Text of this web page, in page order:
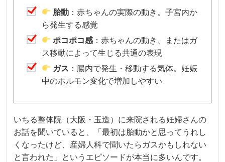
胎動 ：赤ちゃんの実際の動き。子宮内か
ら発生する感覚
ポコポコ感 ：赤ちゃんの動き、またはガ
ス移動によって生じる共通の表現
ガス ：腸内で発生・移動する気体。妊娠
中のホルモン変化で増加しやすい
いちる整体院（大阪・玉造）に来院される妊婦さんの
お話を聞いていると、「最初は胎動かと思ってうれし
くなったけど、産婦人科で聞いたらガスかもしれない
と言われた」というエピソードが本当に多いんです。